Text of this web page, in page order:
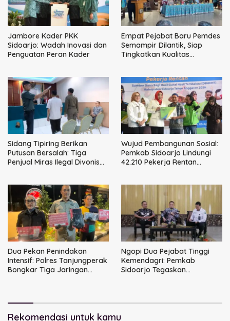
Jambore Kader PKK
Sidoarjo: Wadah Inovasi dan
Penguatan Peran Kader
Empat Pejabat Baru Pemdes
Semampir Dilantik, Siap
Tingkatkan Kualitas
Sidang Tipiring Berikan
Putusan Bersalah: Tiga
Penjual Miras Ilegal Divonis
Wujud Pembangunan Sosial:
Pemkab Sidoarjo Lindungi
42.210 Pekerja Rentan
Dua Pekan Penindakan
Intensif: Polres Tanjungperak
Bongkar Tiga Jaringan
Ngopi Dua Pejabat Tinggi
Kemendagri: Pemkab
Sidoarjo Tegaskan
Rekomendasi untuk kamu